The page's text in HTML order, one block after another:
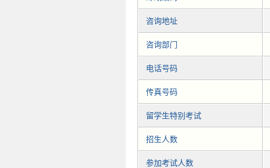
咨询地址
咨询部门
电话号码
传真号码
留学生特别考试
招生人数
参加考试人数